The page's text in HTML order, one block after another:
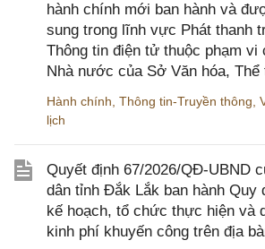
hành chính mới ban hành và
sung trong lĩnh vực Phát thanh
Thông tin điện tử thuộc phạm vi
Nhà nước của Sở Văn hóa, Thể
Hành chính Thông tin-Truyền thông
lịch
Quyết định 67/2026/QĐ-UBND
dân tỉnh Đắk Lắk ban hành Quy
kế hoạch, tổ chức thực hiện và
kinh phí khuyến công trên địa